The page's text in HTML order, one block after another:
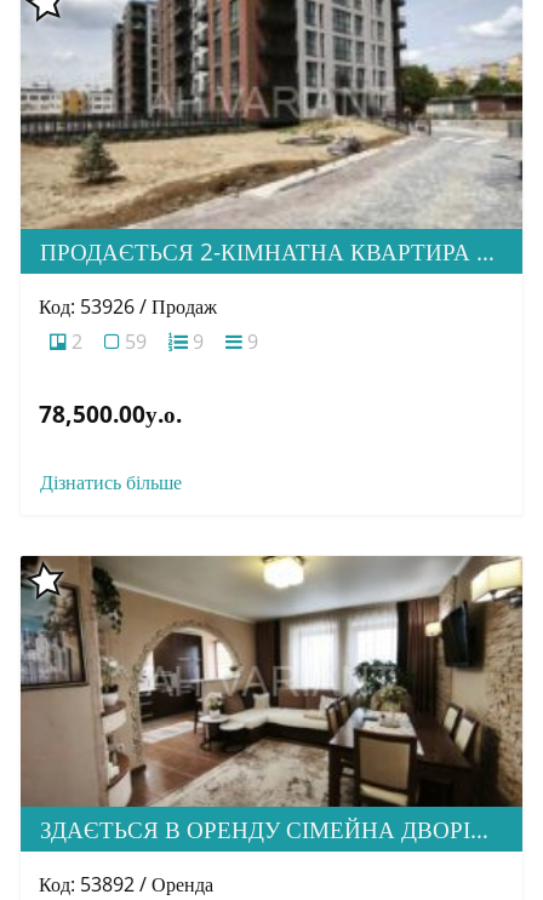
ПРОДАЄТЬСЯ 2-КІМНАТНА КВАРТИРА В М. УЖГОРОД, ВУЛ. ТЛЕХАСА 19, ЖК “WEST TOWERS”
Код: 53926 / Продаж
2
59 9 9
78,500.00у.о.
Дізнатись більше
ЗДАЄТЬСЯ В ОРЕНДУ СІМЕЙНА ДВОРІВНЕВА КВАРТИРА В М. УЖГОРОД
Код: 53892 / Оренда